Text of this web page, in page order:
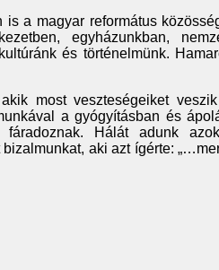
a magyar református
egyházunkban,
és történelmünk.
most veszteségeiket
a gyógyításban és
fáradoznak. Hálát adunk
aki azt ígérte: